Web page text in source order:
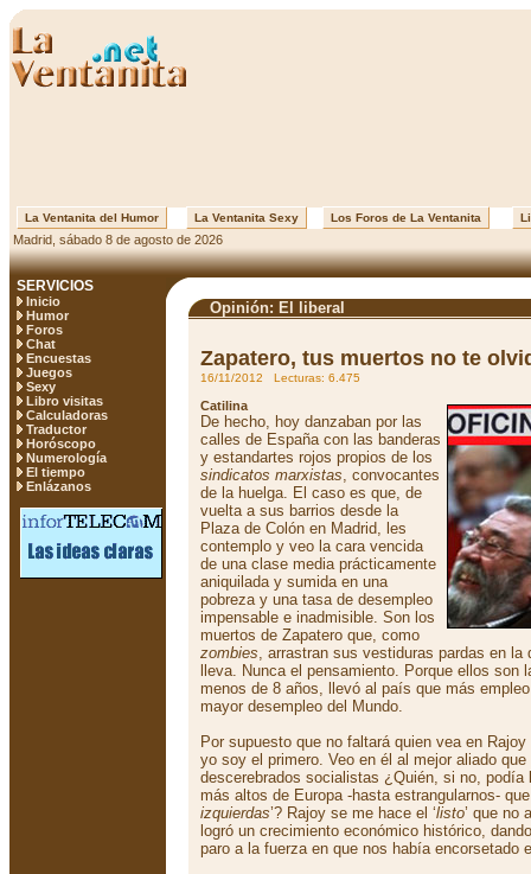
La Ventanita del Humor La Ventanita Sexy Los Foros de La Ventanita
Madrid, sábado 8 de agosto de 2026
SERVICIOS
Inicio
Humor
Foros
Chat
Encuestas
Juegos
Sexy
Libro visitas
Calculadoras
Traductor
Horóscopo
Numerología
El tiempo
Enlázanos
Opinión: El liberal
Zapatero, tus muertos no te
16/11/2012 Lecturas: 6.475
Catilina
De hecho, hoy danzaban por las
calles de España con las banderas
y estandartes rojos propios de los
sindicatos marxistas, convocantes
de la huelga. El caso es que, de
vuelta a sus barrios desde la
Plaza de Colón en Madrid, les
contemplo y veo la cara vencida
de una clase media prácticamente
aniquilada y sumida en una
pobreza y una tasa de desempleo
impensable e inadmisible. Son los
muertos de Zapatero que, como
zombies, arrastran sus vestiduras pardas en la
lleva. Nunca el pensamiento. Porque ellos
menos de 8 años, llevó al país que más
mayor desempleo del Mundo.
Por supuesto que no faltará quien vea en
yo soy el primero. Veo en él al mejor aliado
descerebrados socialistas ¿Quién, si no, podía
más altos de Europa -hasta estrangularnos-
izquierdas’? Rajoy se me hace el ‘listo’ que no
logró un crecimiento económico histórico,
paro a la fuerza en que nos había encorsetado